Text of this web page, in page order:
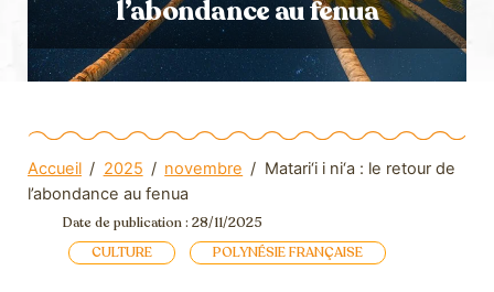
l’abondance au fenua
Accueil / 2025 / novembre / Matari‘i i ni‘a : le retour de
l’abondance au fenua
Date de publication : 28/11/2025
CULTURE
POLYNÉSIE FRANÇAISE